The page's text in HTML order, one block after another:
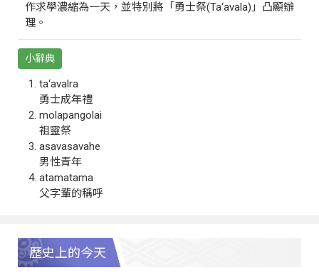
作求學濃縮為一天，並特別將「勇士祭(Ta‘avala)」凸顯辦
理。
小辭典
ta‘avalra
勇士成年禮
molapangolai
祖靈祭
asavasavahe
男性青年
atamatama
父字輩的稱呼
歷史上的今天